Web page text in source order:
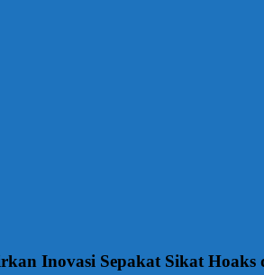
Inovasi Sepakat Sikat Hoaks